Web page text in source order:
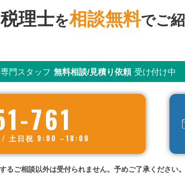
理士を相談無料でご
門スタッフ 無料相談/見積り依頼 受け付け中
761
土日祝 9:00 –18:00
るご相談以外は受付られません。予めご了承ください。